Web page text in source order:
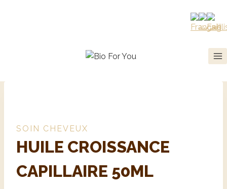
SOIN CHEVEUX
HUILE CROISSANCE
CAPILLAIRE 50ML